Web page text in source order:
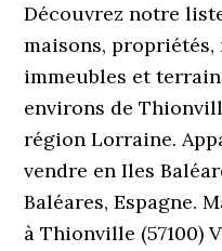
Découvrez notre
maisons, propriétés,
immeubles et
environs de
région Lorraine.
vendre en Iles
Baléares, Espagne.
à Thionville (57100)